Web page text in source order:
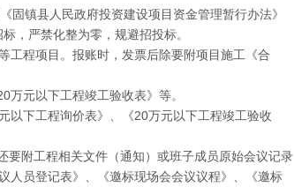
镇县人民政府投资建设项目资金管理暂行办法》
，严禁化整为零，规避招投标。
工程项目。报账时，发票后除要附项目施工《合
元以下工程竣工验收表》等。
以下工程询价表》、《20万元以下工程竣工验收
附工程相关文件（通知）或班子成员原始会议记录
人员登记表》、《邀标现场会会议议程》、《邀标